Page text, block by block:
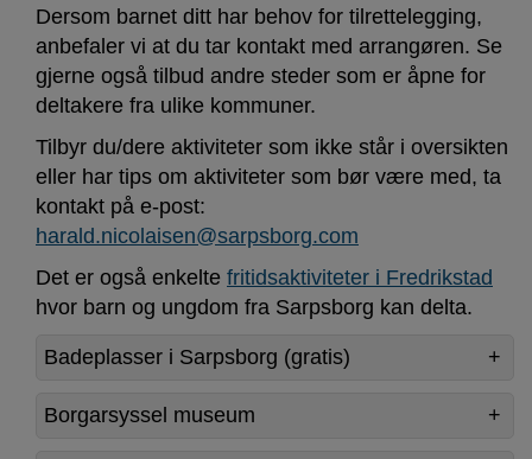
Dersom barnet ditt har behov for tilrettelegging,
anbefaler vi at du tar kontakt med arrangøren. Se
gjerne også tilbud andre steder som er åpne for
deltakere fra ulike kommuner.
Tilbyr du/dere aktiviteter som ikke står i oversikten
eller har tips om aktiviteter som bør være med, ta
kontakt på e-post:
harald.nicolaisen@sarpsborg.com
Det er også enkelte fritidsaktiviteter i Fredrikstad
hvor barn og ungdom fra Sarpsborg kan delta.
Badeplasser i Sarpsborg (gratis)
Borgarsyssel museum